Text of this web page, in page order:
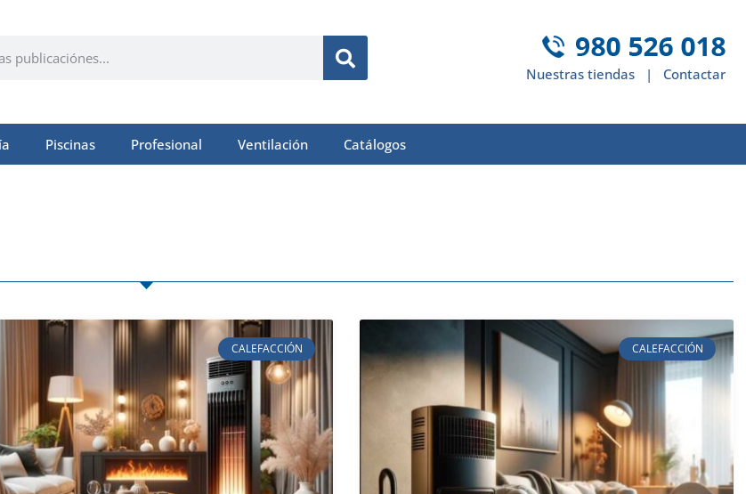
Nuestras tiendas| Contactar
Piscinas Profesional Ventilación Catálogos
CALEFACCIÓN CALEFACCIÓN